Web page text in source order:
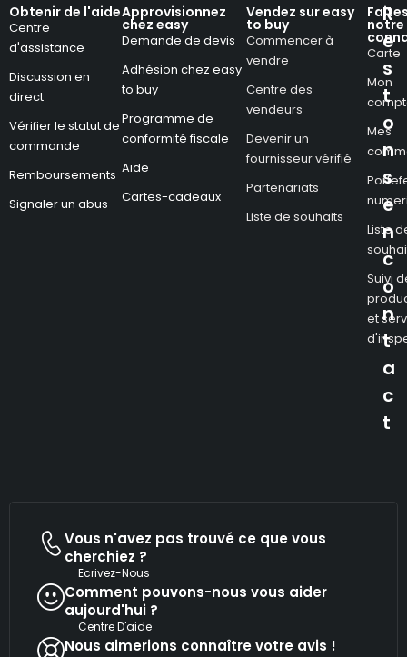
Obtenir de l'aide
Centre
d'assistance
Discussion en
direct
Vérifier le statut de
commande
Remboursements
Signaler un abus
Approvisionnez
chez easy
Demande de devis
Adhésion chez easy
to buy
Programme de
conformité fiscale
Aide
Cartes-cadeaux
Vendez sur easy
to buy
Commencer à
vendre
Centre des
vendeurs
Devenir un
fournisseur vérifié
Partenariats
Liste de souhaits
notre
Carte
Mon
Mes
Liste
Suivi
et
R
e
s
t
o
n
s
e
n
c
o
n
t
a
c
t
Vous n'avez pas trouvé ce que vous
cherchiez ?
Ecrivez-Nous
Comment pouvons-nous vous aider
aujourd'hui ?
Centre D'aide
Nous aimerions connaître votre avis !